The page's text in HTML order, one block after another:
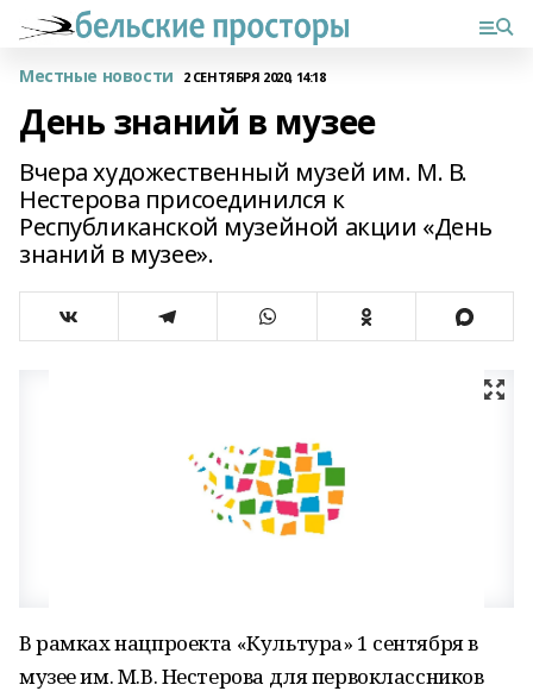
Местные новости 2 СЕНТЯБРЯ 2020, 14:18
День знаний в музее
Вчера художественный музей им. М. В.
Нестерова присоединился к
Республиканской музейной акции «День
знаний в музее».
В рамках нацпроекта «Культура» 1 сентября в
музее им. М.В. Нестерова для первоклассников